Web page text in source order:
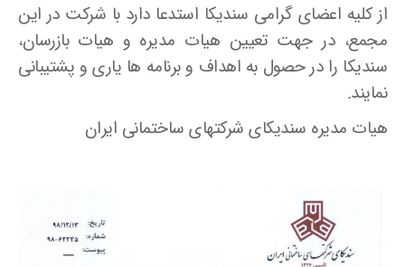
از کلیه اعضای گرامی سندیکا استدعا دارد با شرکت در این
مجمع، در جهت تعیین هیات مدیره و هیات بازرسان،
سندیکا را در حصول به اهداف و برنامه ها یاری و پشتیبانی
نمایند.
هیات مدیره سندیکای شرکتهای ساختمانی ایران